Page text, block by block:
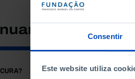
Consentir
Este website utiliza
a pesquisar